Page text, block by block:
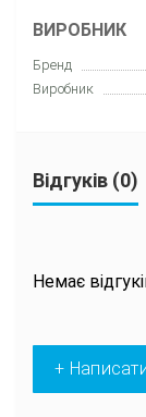
ВИРОБНИК
Бренд
Виробник
Відгуків (0)
Немає
+